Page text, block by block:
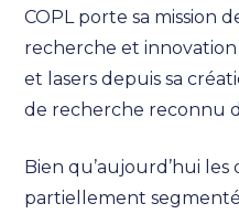
COPL porte sa mission
recherche et
et lasers depuis sa
de recherche reconnu
Bien qu’aujourd’hui
partiellement